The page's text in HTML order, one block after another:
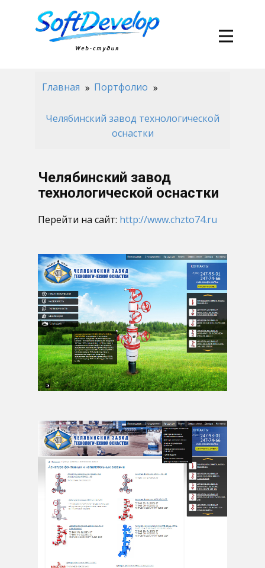
Главная Портфолио
Челябинский завод технологической
оснастки
Челябинский завод
технологической оснастки
Перейти на сайт: http://www.chzto74.ru